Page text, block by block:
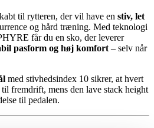
til rytteren, der vil have en stiv, let
og hård træning. Med teknologi
får du en sko, der leverer
pasform og høj komfort – selv når
med stivhedsindex 10 sikrer, at hvert
fremdrift, mens den lave stack height
til pedalen.